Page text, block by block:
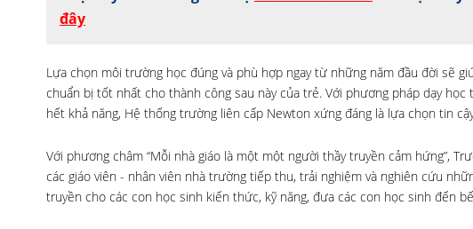
đây
Lựa chọn môi trường học đúng và phù hợp ngay từ những năm đầu đời sẽ
chuẩn bị tốt nhất cho thành công sau này của trẻ. Với phương pháp dạy
hết khả năng, Hệ thống trường liên cấp Newton xứng đáng là lựa chọn tin
Với phương châm “Mỗi nhà giáo là một một người thầy truyền cảm hứng”,
các giáo viên - nhân viên nhà trường tiếp thu, trải nghiệm và nghiên cứu
truyền cho các con học sinh kiến thức, kỹ năng, đưa các con học sinh đến